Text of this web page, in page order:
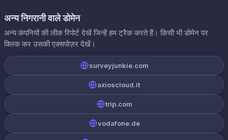
अन्य निगरानी वाले डोमेन
अन्य कंपनियों की लीक रिपोर्ट देखें जिन्हें हम ट्रैक करते हैं। किसी भी डोमेन पर
क्लिक कर उसकी एक्सपोज़र देखें।
surveyjunkie.com
axioscloud.it
trip.com
vodafone.de